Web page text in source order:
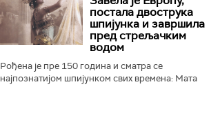
постала двострука
шпијунка и завршила
пред стрељачким
водом
Рођена је пре 150 година и сматра се
најпознатијом шпијунком свих времена: Мата